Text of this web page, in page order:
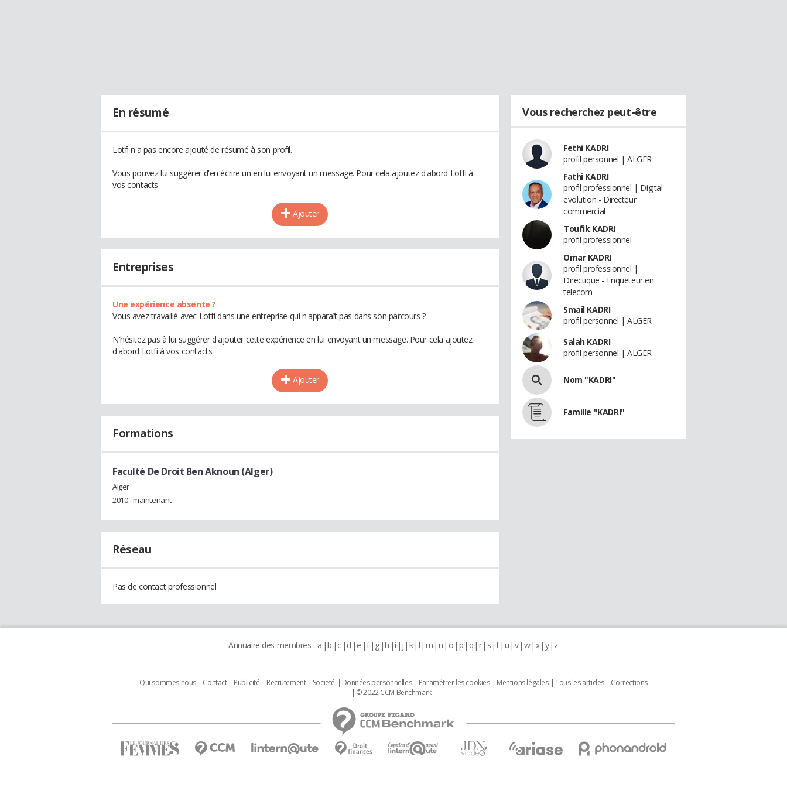
En résumé
Lotfi n'a pas encore ajouté de résumé à son profil.
Vous pouvez lui suggérer d'en écrire un en lui envoyant un message. Pour cela ajoutez d'abord Lotfi à
vos contacts.
Ajouter
Entreprises
Une expérience absente ?
Vous avez travaillé avec Lotfi dans une entreprise qui n'apparaît pas dans son parcours ?
N'hésitez pas à lui suggérer d'ajouter cette expérience en lui envoyant un message. Pour cela ajoutez
d'abord Lotfi à vos contacts.
Ajouter
Formations
Faculté De Droit Ben Aknoun (Alger)
Alger
2010 - maintenant
Réseau
Pas de contact professionnel
Vous recherchez peut-être
Fethi KADRI
profil personnel | ALGER
Fathi KADRI
profil professionnel | Digital
evolution - Directeur
commercial
Toufik KADRI
profil professionnel
Omar KADRI
profil professionnel |
Directique - Enqueteur en
telecom
Smail KADRI
profil personnel | ALGER
Salah KADRI
profil personnel | ALGER
Nom "KADRI"
Famille "KADRI"
Annuaire des membres : a b c d e f g h i j k l m n o p q r s t u v w x y z
Qui sommes nous Contact Publicité Recrutement Societé Données personnelles Paramétrer les cookies Mentions légales Tous les articles
Corrections
© 2022 CCM Benchmark